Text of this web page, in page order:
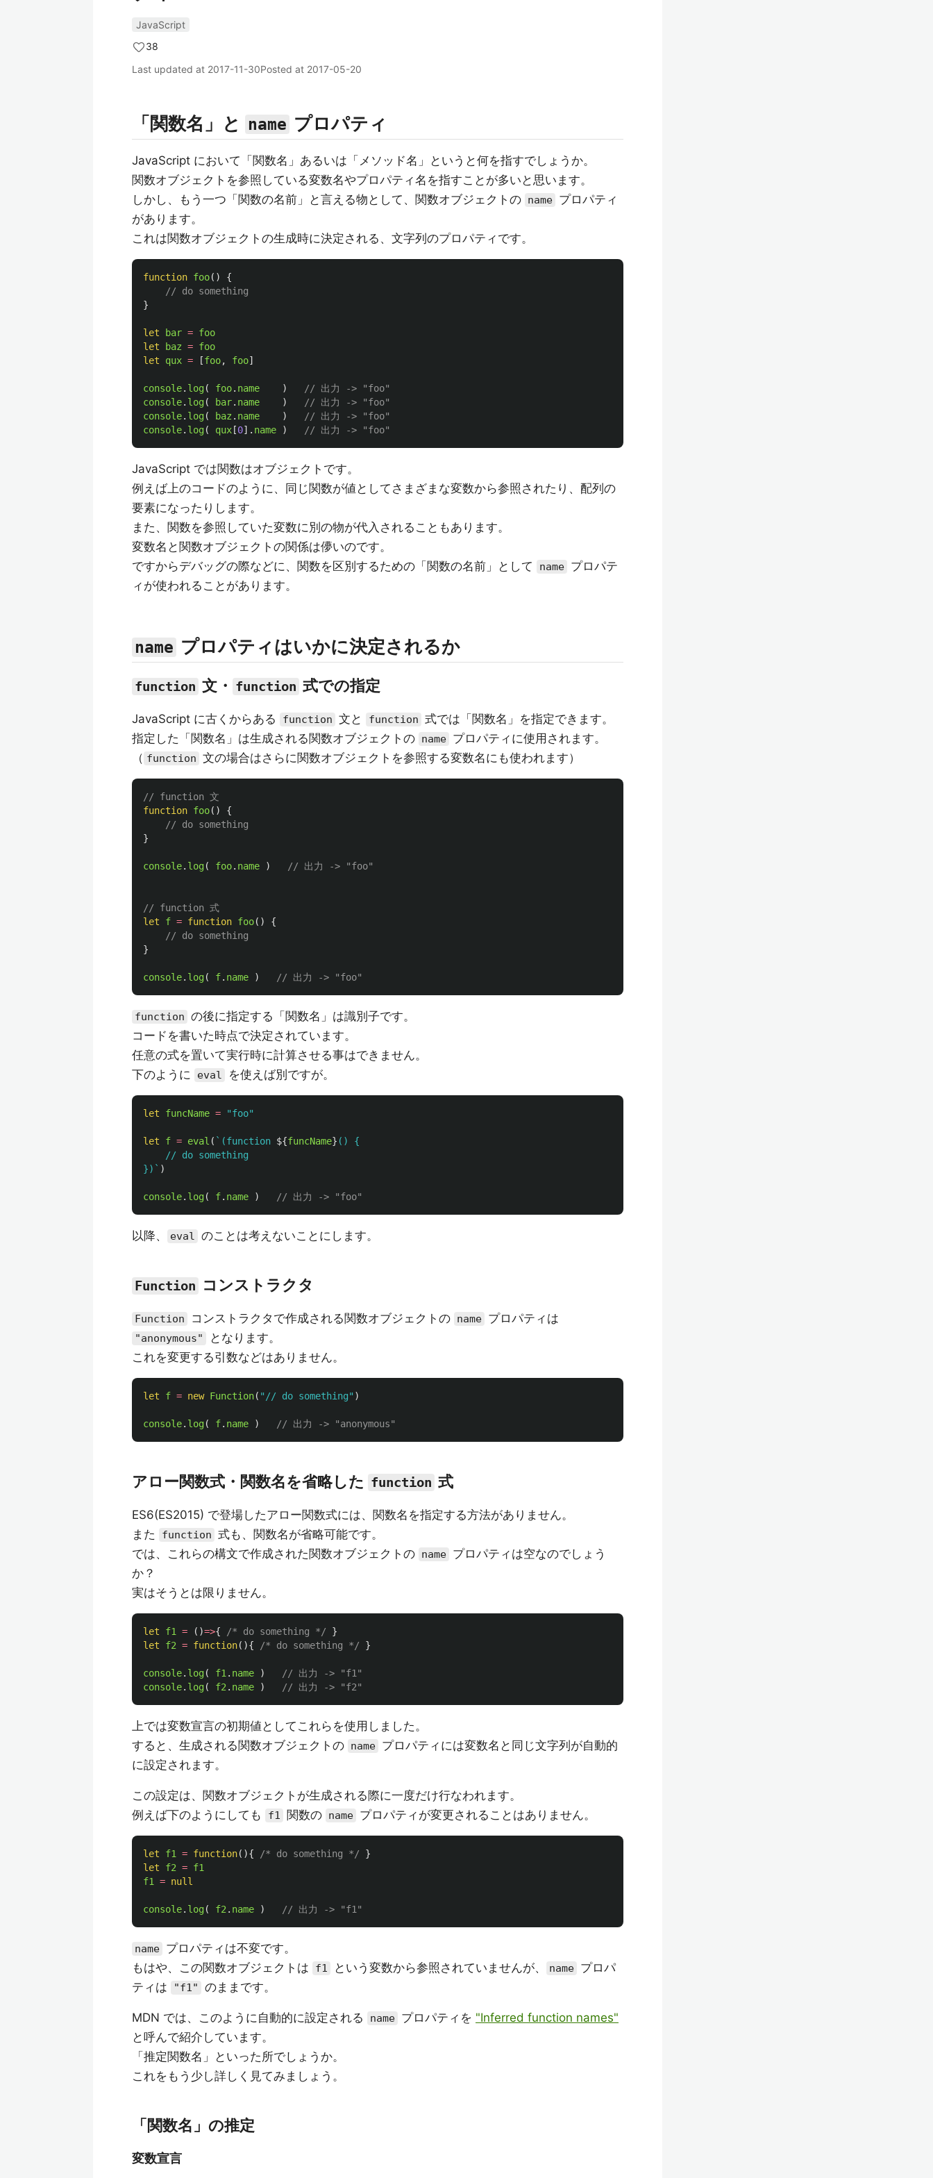
JavaScript
38
Last updated at 2017-11-30Posted at 2017-05-20
「関数名」と name プロパティ
JavaScript において「関数名」あるいは「メソッド名」というと何を指すでしょうか。
関数オブジェクトを参照している変数名やプロパティ名を指すことが多いと思います。
しかし、もう一つ「関数の名前」と言える物として、関数オブジェクトの name プロパティ
があります。
これは関数オブジェクトの生成時に決定される、文字列のプロパティです。
function foo()
{
// do something
}
let bar = foo
let
baz = foo
let
qux = [foo, foo]
console. log( foo. name )
// 出力 -> "foo"
console. log( bar. name )
// 出力 -> "foo"
console. log( baz . name )
// 出力 -> "foo"
console. log( qux [0]. name ) // 出力 -> "foo"
JavaScript では関数はオブジェクトです。
例えば上のコードのように、同じ関数が値としてさまざまな変数から参照されたり、配列の
要素になったりします。
また、関数を参照していた変数に別の物が代入されることもあります。
変数名と関数オブジェクトの関係は儚いのです。
ですからデバッグの際などに、関数を区別するための「関数の名前」として
name プロパテ
ィが使われることがあります。
name プロパティはいかに決定されるか
function 文・ function 式での指定
JavaScript に古くからある function 文と function 式では「関数名」を指定できます。
指定した「関数名」は生成される関数オブジェクトの name プロパティに使用されます。
（ function 文の場合はさらに関数オブジェクトを参照する変数名にも使われます）
// function 文
function foo()
{
// do something
}
console. log( foo. name ) // 出力 -> "foo"
// function 式
let
f = function foo()
{
// do something
}
console. log( f. name ) // 出力 -> "foo"
function の後に指定する「関数名」は識別子です。
コードを書いた時点で決定されています。
任意の式を置いて実行時に計算させる事はできません。
下のように
eval を使えば別ですが。
let funcName = "foo"
let f = eval ( `(function ${funcName} () {
})` )
console. log( f. name ) // 出力 -> "foo"
以降、 eval のことは考えないことにします。
Function コンストラクタ
Function コンストラクタで作成される関数オブジェクトの name プロパティは
"anonymous"
となります。
これを変更する引数などはありません。
let f = new Function( " // do something" )
console. log( f. name ) // 出力 -> "anonymous"
アロー関数式・関数名を省略した function 式
ES6(ES2015) で登場したアロー関数式には、関数名を指定する方法がありません。
また
function 式も、関数名が省略可能です。
では、これらの構文で作成された関数オブジェクトの name プロパティは空なのでしょう
か？
実はそうとは限りません。
let f1 = ()=>{ /* do something */
}
let
f2 = function(){ /* do something */ }
console. log( f1 . name )
// 出力 -> "f1"
console. log( f2 . name ) // 出力 -> "f2"
上では変数宣言の初期値としてこれらを使用しました。
すると、生成される関数オブジェクトの name プロパティには変数名と同じ文字列が自動的
に設定されます。
この設定は、関数オブジェクトが生成される際に一度だけ行なわれます。
例えば下のようにしても
f1 関数の name プロパティが変更されることはありません。
let f1 = function(){ /* do something */
}
let
f2 = f1
f1
= null
console. log( f2 . name ) // 出力 -> "f1"
name プロパティは不変です。
もはや、この関数オブジェクトは
f1 という変数から参照されていませんが、 name プロパ
ティは
"f1" のままです。
MDN では、このように自動的に設定される name プロパティを "Inferred function names"
と呼んで紹介しています。
「推定関数名」といった所でしょうか。
これをもう少し詳しく見てみましょう。
「関数名」の推定
変数宣言